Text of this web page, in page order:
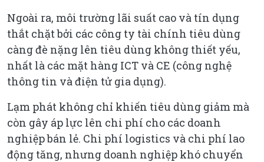
Ngoài ra, môi trường lãi suất cao và tín dụng
thắt chặt bởi các công ty tài chính tiêu dùng
càng đè nặng lên tiêu dùng không thiết yếu,
nhất là các mặt hàng ICT và CE (công nghệ
thông tin và điện tử gia dụng).
Lạm phát không chỉ khiến tiêu dùng giảm mà
còn gây áp lực lên chi phí cho các doanh
nghiệp bán lẻ. Chi phí logistics và chi phí lao
động tăng, nhưng doanh nghiệp khó chuyển